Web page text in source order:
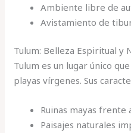
Ambiente libre de
Avistamiento de
Tulum: Belleza Espiritual y
Tulum es un lugar único
playas vírgenes. Sus
Ruinas mayas frente
Paisajes naturales